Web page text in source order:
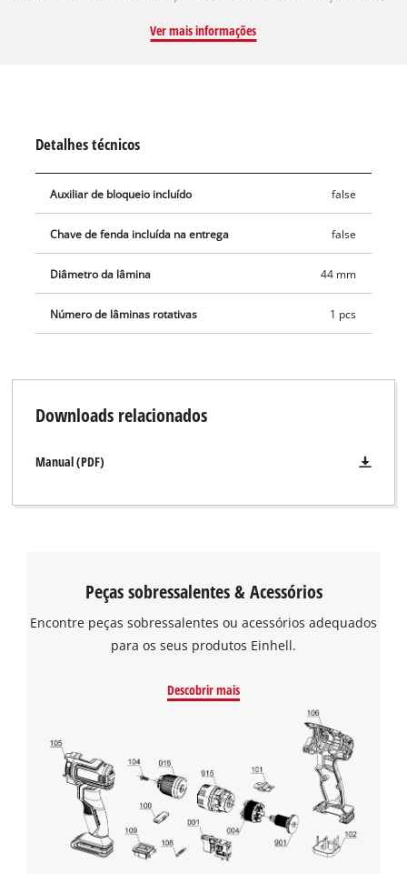
alcatifa – materiais com uma espessura até 6 mm podem ser
Ver mais informações
Detalhes técnicos
Auxiliar de bloqueio incluído false
Chave de fenda incluída na entrega false
Diâmetro da lâmina 44 mm
Número de lâminas rotativas 1 pcs
Downloads relacionados
Manual (PDF)
Peças sobressalentes & Acessórios
Encontre peças sobressalentes ou acessórios adequados
para os seus produtos Einhell.
Descobrir mais